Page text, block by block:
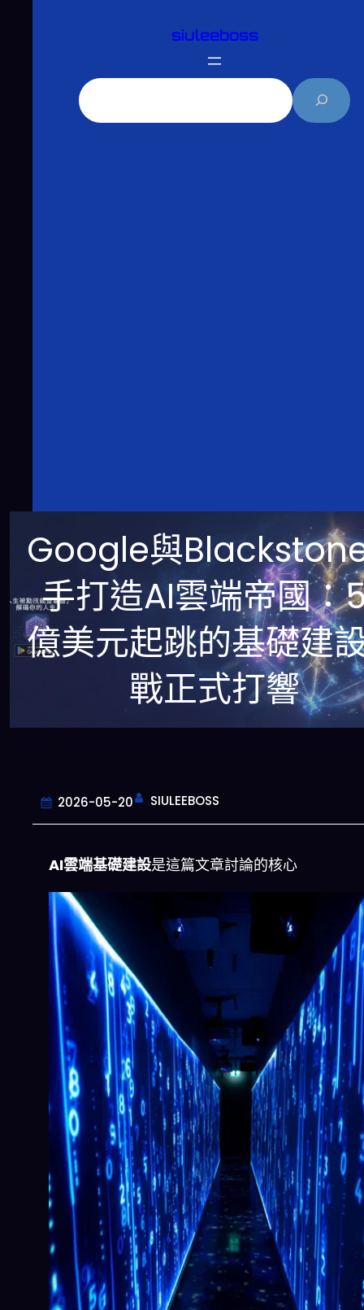
siuleeboss
Google與
手打造AI雲端帝國：
億美元起跳的基礎建
戰正式打響
2026-05-20 SIULEEBOSS
AI雲端基礎建設是這篇文章討論的核心